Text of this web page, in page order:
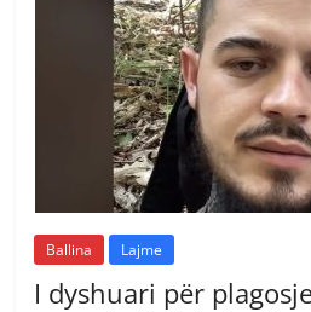
Ballina Lajme
I dyshuari për